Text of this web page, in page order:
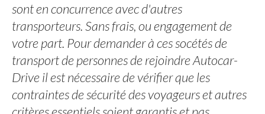
sont en concurrence avec d'autres
transporteurs. Sans frais, ou engagement de
votre part. Pour demander à ces socétés de
transport de personnes de rejoindre Autocar-
Drive il est nécessaire de vérifier que les
contraintes de sécurité des voyageurs et autres